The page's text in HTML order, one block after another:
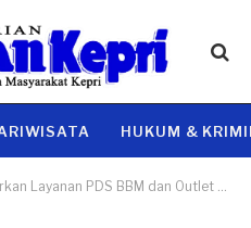
HUKUM &
PDS LPG untuk Kemudahan Akses Energi di Idulfitri 1447 H